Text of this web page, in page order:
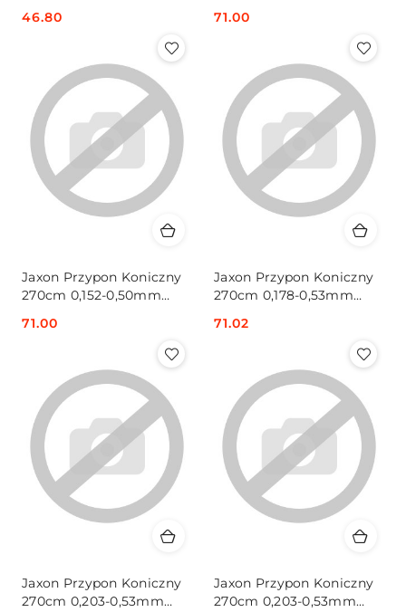
Cena:
46.80 Cena:
71.00
Jaxon Przypon Koniczny
270cm 0,152-0,50mm
Cena:
71.00
Jaxon Przypon Koniczny
270cm 0,178-0,53mm
Cena:
71.02
Jaxon Przypon Koniczny
270cm 0,203-0,53mm
Jaxon Przypon Koniczny
270cm 0,203-0,53mm